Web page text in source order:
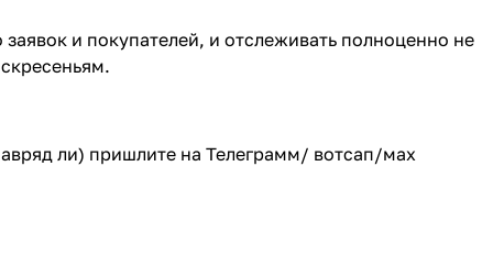
и покупателей, и отслеживать полноценно не
ли) пришлите на Телеграмм/ вотсап/мах